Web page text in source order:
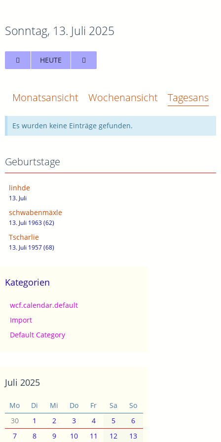
Sonntag, 13. Juli 2025
HEUTE
Monatsansicht Wochenansicht
Es wurden keine Einträge gefunden.
Geburtstage
linhde
13. Juli
schwabenmäxle
13. Juli 1963 (62)
Tscharlie
13. Juli 1957 (68)
Kategorien
wcf.calendar.default
Import
Default Category
Juli 2025
Mo Di Mi Do Fr Sa
So
30
1 2 3 4 5
6
7
8 9 10 11 12 13